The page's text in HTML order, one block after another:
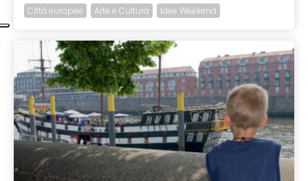
Città europee Arte e Cultura Idee Weekend